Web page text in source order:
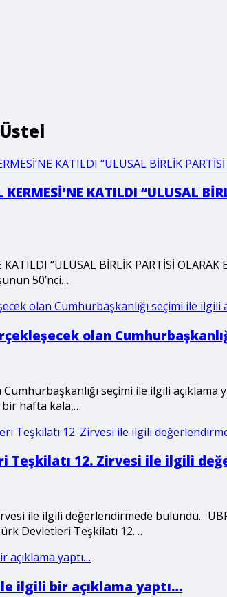
KATILDI “ULUSAL
“ULUSAL BİRLİK PARTİSİ
50’nci…
olan
seçimi ile ilgili açıklama
bir hafta kala,…
Teşkilatı 12. Zirvesi ile ilgili
ile ilgili değerlendirmede bulundu...
Devletleri Teşkilatı 12.…
ilgili bir açıklama yaptı…